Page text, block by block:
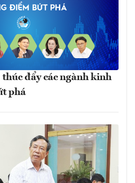
đẩy các ngành kinh
phá